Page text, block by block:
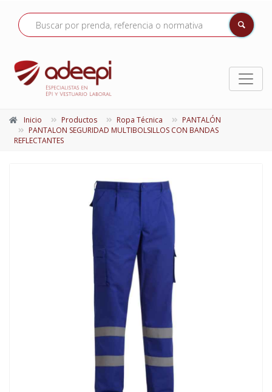
Inicio Productos Ropa Técnica
PANTALÓN
PANTALON SEGURIDAD MULTIBOLSILLOS CON BANDAS
REFLECTANTES